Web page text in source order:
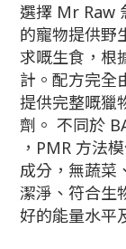
選擇 Mr Raw
的寵物提供野
求嘅生食，根
計。配方完全
提供完整嘅獵
劑。 不同於
，PMR 方法
成分，無蔬菜
潔淨、符合生
好的能量水平